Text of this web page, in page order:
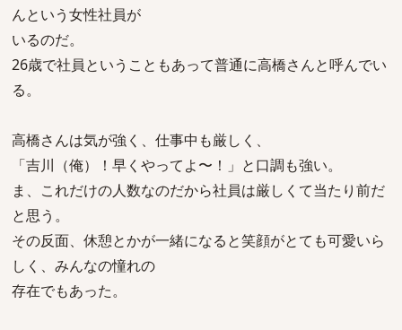
んという女性社員が
いるのだ。
26歳で社員ということもあって普通に高橋さんと呼んでい
る。
高橋さんは気が強く、仕事中も厳しく、
「吉川（俺）！早くやってよ〜！」と口調も強い。
ま、これだけの人数なのだから社員は厳しくて当たり前だ
と思う。
その反面、休憩とかが一緒になると笑顔がとても可愛いら
しく、みんなの憧れの
存在でもあった。